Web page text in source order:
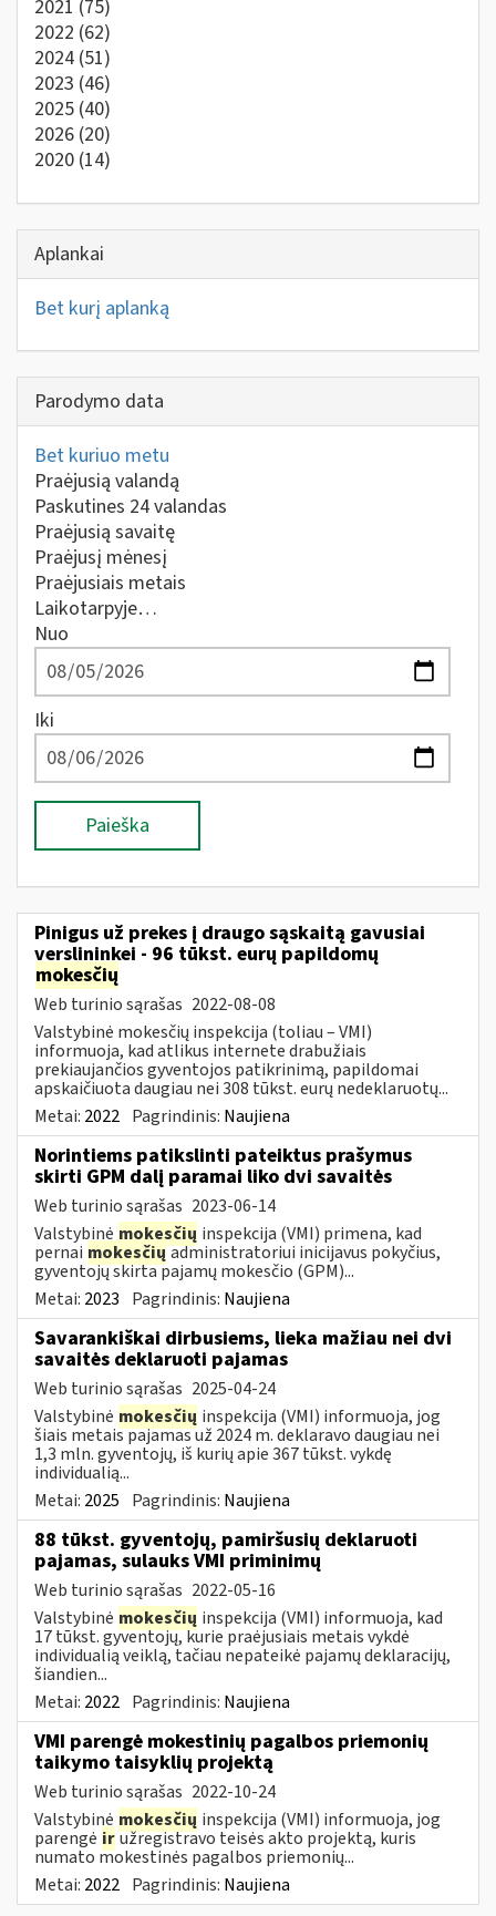
2021 (75)
2022 (62)
2024 (51)
2023 (46)
2025 (40)
2026 (20)
2020 (14)
Aplankai
Bet kurį aplanką
Parodymo data
Bet kuriuo metu
Praėjusią valandą
Paskutines 24 valandas
Praėjusią savaitę
Praėjusį mėnesį
Praėjusiais metais
Laikotarpyje…
Nuo
Iki
Paieška
Pinigus už prekes į draugo sąskaitą gavusiai
verslininkei - 96 tūkst. eurų papildomų
mokesčių
Web turinio sąrašas 2022-08-08
Valstybinė mokesčių inspekcija (toliau – VMI)
informuoja, kad atlikus internete drabužiais
prekiaujančios gyventojos patikrinimą, papildomai
apskaičiuota daugiau nei 308 tūkst. eurų nedeklaruotų...
Metai: 2022 Pagrindinis: Naujiena
Norintiems patikslinti pateiktus prašymus
skirti GPM dalį paramai liko dvi savaitės
Web turinio sąrašas 2023-06-14
Valstybinė mokesčių inspekcija (VMI) primena, kad
pernai mokesčiųadministratoriui inicijavus pokyčius,
gyventojų skirta pajamų mokesčio (GPM)...
Metai: 2023 Pagrindinis: Naujiena
Savarankiškai dirbusiems, lieka mažiau nei dvi
savaitės deklaruoti pajamas
Web turinio sąrašas 2025-04-24
Valstybinė mokesčių inspekcija (VMI) informuoja, jog
šiais metais pajamas už 2024 m. deklaravo daugiau nei
1,3 mln. gyventojų, iš kurių apie 367 tūkst. vykdę
individualią...
Metai: 2025 Pagrindinis: Naujiena
88 tūkst. gyventojų, pamiršusių deklaruoti
pajamas, sulauks VMI priminimų
Web turinio sąrašas 2022-05-16
Valstybinė mokesčių inspekcija (VMI) informuoja, kad
17 tūkst. gyventojų, kurie praėjusiais metais vykdė
individualią veiklą, tačiau nepateikė pajamų deklaracijų,
šiandien...
Metai: 2022 Pagrindinis: Naujiena
VMI parengė mokestinių pagalbos priemonių
taikymo taisyklių projektą
Web turinio sąrašas 2022-10-24
Valstybinė mokesčių inspekcija (VMI) informuoja, jog
parengė iružregistravo teisės akto projektą, kuris
numato mokestinės pagalbos priemonių...
Metai: 2022 Pagrindinis: Naujiena